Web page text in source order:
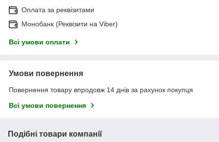
Оплата за реквізитами
Монобанк (Реквізити на Viber)
Всі умови оплати
Умови повернення
Повернення товару впродовж 14 днів за рахунок покупця
Всі умови повернення
Подібні товари компанії